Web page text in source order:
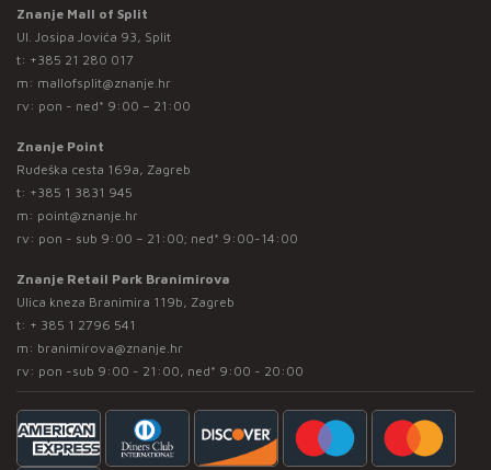
Znanje Mall of Split
Ul. Josipa Jovića 93, Split
t: +385 21 280 017
m: mallofsplit@znanje.hr
rv: pon - ned* 9:00 – 21:00
Znanje Point
Rudeška cesta 169a, Zagreb
t: +385 1 3831 945
m: point@znanje.hr
rv: pon - sub 9:00 – 21:00; ned* 9:00-14:00
Znanje Retail Park Branimirova
Ulica kneza Branimira 119b, Zagreb
t: + 385 1 2796 541
m: branimirova@znanje.hr
rv: pon -sub 9:00 - 21:00, ned* 9:00 - 20:00